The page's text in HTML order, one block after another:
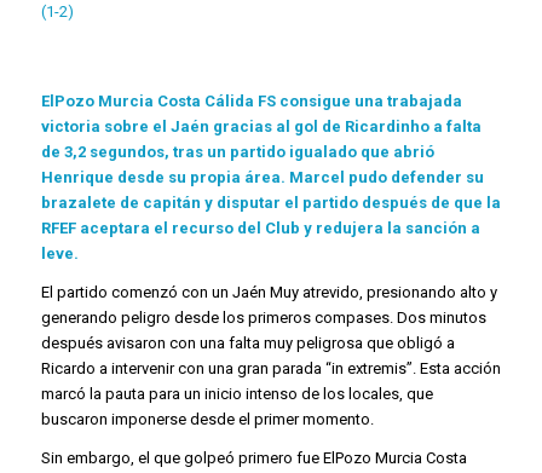
ElPozo Murcia Costa Cálida FS consigue una trabajada
victoria sobre el Jaén gracias al gol de Ricardinho a falta
de 3,2 segundos, tras un partido igualado que abrió
Henrique desde su propia área. Marcel pudo defender su
brazalete de capitán y disputar el partido después de que la
RFEF aceptara el recurso del Club y redujera la sanción a
leve.
El partido comenzó con un Jaén Muy atrevido, presionando alto y
generando peligro desde los primeros compases. Dos minutos
después avisaron con una falta muy peligrosa que obligó a
Ricardo a intervenir con una gran parada “in extremis”. Esta acción
marcó la pauta para un inicio intenso de los locales, que
buscaron imponerse desde el primer momento.
Sin embargo, el que golpeó primero fue ElPozo Murcia Costa